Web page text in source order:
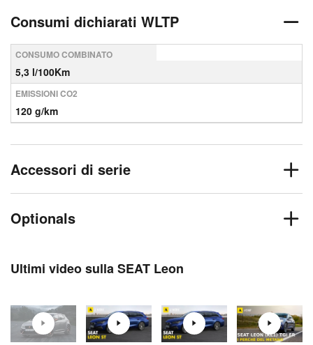
Consumi dichiarati WLTP
CONSUMO COMBINATO
5,3 l/100Km
EMISSIONI CO2
120 g/km
Accessori di serie
Optionals
Ultimi video sulla SEAT Leon